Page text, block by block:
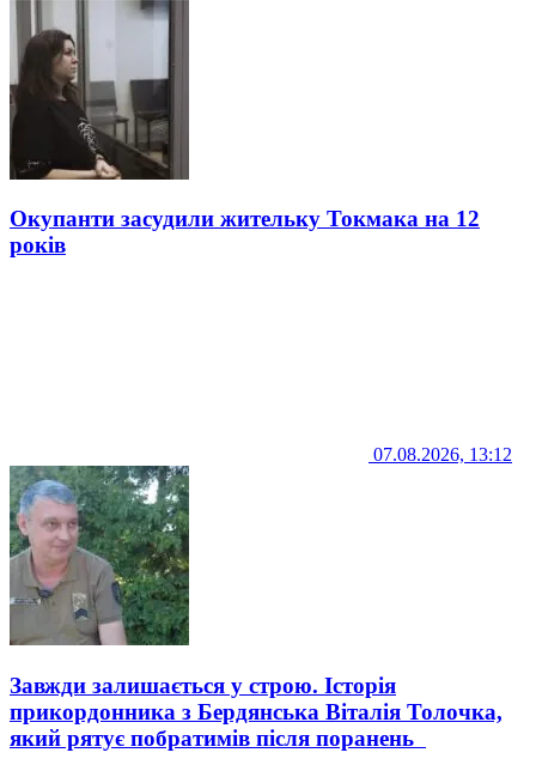
Окупанти засудили жительку Токмака на 12
років
07.08.2026, 13:12
Завжди залишається у строю. Історія
прикордонника з Бердянська Віталія Толочка,
який рятує побратимів після поранень